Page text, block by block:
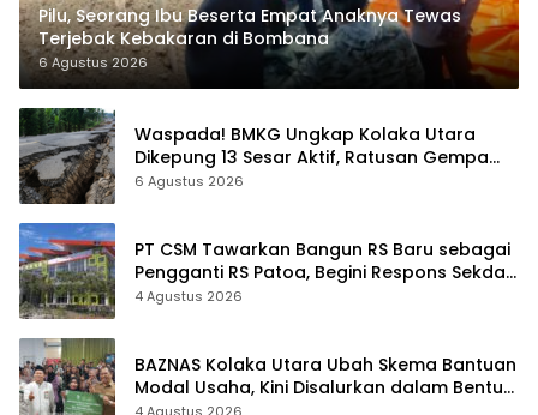
Pilu, Seorang Ibu Beserta Empat Anaknya Tewas
Terjebak Kebakaran di Bombana
6 Agustus 2026
Waspada! BMKG Ungkap Kolaka Utara
Dikepung 13 Sesar Aktif, Ratusan Gempa
Sudah Terekam
6 Agustus 2026
PT CSM Tawarkan Bangun RS Baru sebagai
Pengganti RS Patoa, Begini Respons Sekda
Kolut
4 Agustus 2026
BAZNAS Kolaka Utara Ubah Skema Bantuan
Modal Usaha, Kini Disalurkan dalam Bentuk